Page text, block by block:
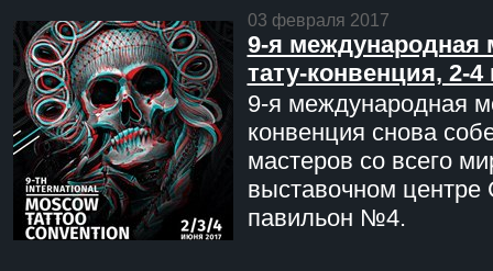
03 февраля 2017
9-я международная
тату-конвенция, 2-
9-я международная
конвенция снова
мастеров со всего
выставочном центре
павильон №4.